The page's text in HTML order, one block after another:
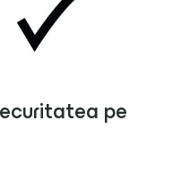
pe